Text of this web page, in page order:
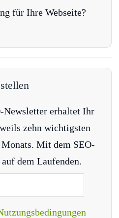
für Ihre Webseite?
Newsletter erhaltet Ihr
zehn wichtigsten
Mit dem SEO-
dem Laufenden.